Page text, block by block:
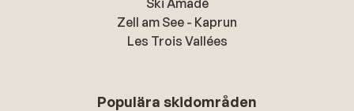
Ski Amadé
Zell am See - Kaprun
Les Trois Vallées
Populära skidområden